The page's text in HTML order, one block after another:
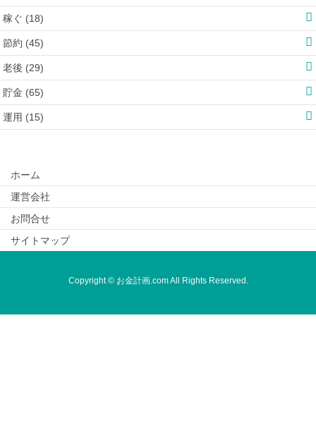
稼ぐ (18)
節約 (45)
老後 (29)
貯金 (65)
運用 (15)
ホーム
運営会社
お問合せ
サイトマップ
Copyright © お金計画.com All Rights Reserved.